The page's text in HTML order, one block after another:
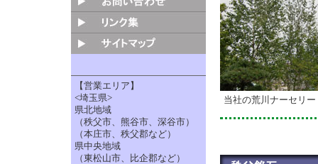
【営業エリア】
<埼玉県>
県北地域
（秩父市、熊谷市、深谷市）
（本庄市、秩父郡など）
県中央地域
（東松山市、比企郡など）
当社の荒川ナーセリ